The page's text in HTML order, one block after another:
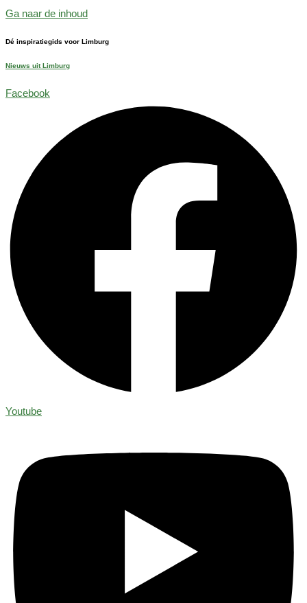
Ga naar de inhoud
Dé inspiratiegids voor Limburg
Nieuws uit Limburg
Facebook
Youtube